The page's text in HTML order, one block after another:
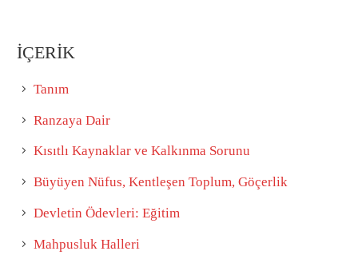
İÇERİK
Tanım
Ranzaya Dair
Kısıtlı Kaynaklar ve Kalkınma Sorunu
Büyüyen Nüfus, Kentleşen Toplum, Göçerlik
Devletin Ödevleri: Eğitim
Mahpusluk Halleri